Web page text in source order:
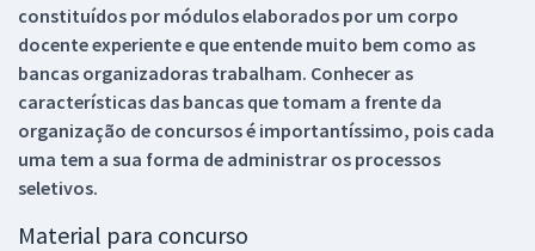
constituídos por módulos elaborados por um corpo
docente experiente e que entende muito bem como as
bancas organizadoras trabalham. Conhecer as
características das bancas que tomam a frente da
organização de concursos é importantíssimo, pois cada
uma tem a sua forma de administrar os processos
seletivos.
Material para concurso